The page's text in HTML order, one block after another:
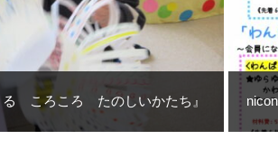
る ころころ たのしいかたち』